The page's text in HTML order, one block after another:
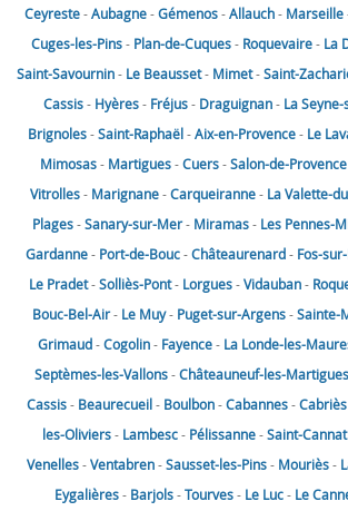
Ceyreste-Aubagne-Gémenos-Allauch- Marseille
Cuges-les-Pins- Plan-de-Cuques- Roquevaire- La
Saint-Savournin- Le Beausset- Mimet-Saint-
Cassis- Hyères- Fréjus- Draguignan- La
Brignoles-Saint-Raphaël-Aix-en-Provence- Le
Mimosas- Martigues-Cuers-Salon-de-Provence
Vitrolles- Marignane-Carqueiranne- La Valette-
Plages-Sanary-sur-Mer- Miramas- Les Pennes-
Gardanne- Port-de-Bouc-Châteaurenard- Fos-
Le Pradet-Solliès-Pont- Lorgues-Vidauban-
Bouc-Bel-Air- Le Muy- Puget-sur-Argens-Sainte-
Grimaud-Cogolin- Fayence- La Londe-les-
Septèmes-les-Vallons-Châteauneuf-les-Martigues
Cassis- Beaurecueil- Boulbon-Cabannes-Cabriès
les-Oliviers- Lambesc- Pélissanne-Saint-Cannat
Venelles-Ventabren-Sausset-les-Pins- Mouriès-
Eygalières- Barjols-Tourves- Le Luc- Le